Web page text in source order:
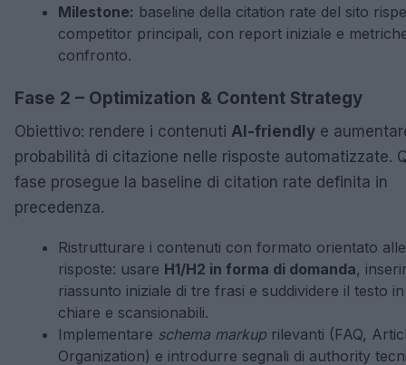
Milestone: baseline della citation rate del sito
competitor principali, con report iniziale e
confronto.
Fase 2 – Optimization & Content Strategy
Obiettivo: rendere i contenuti AI-friendly e
probabilità di citazione nelle risposte automatizzate.
fase prosegue la baseline di citation rate definita in
precedenza.
Ristrutturare i contenuti con formato orientato alle
risposte: usare H1/H2 in forma di domanda,
riassunto iniziale di tre frasi e suddividere il testo
chiare e scansionabili.
Implementare schema markup rilevanti (FAQ,
Organization) e introdurre segnali di authority